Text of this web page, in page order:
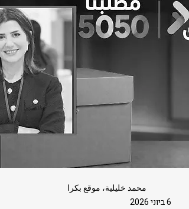
محمد خليلية، موقع بكرا
6 ביוני 2026